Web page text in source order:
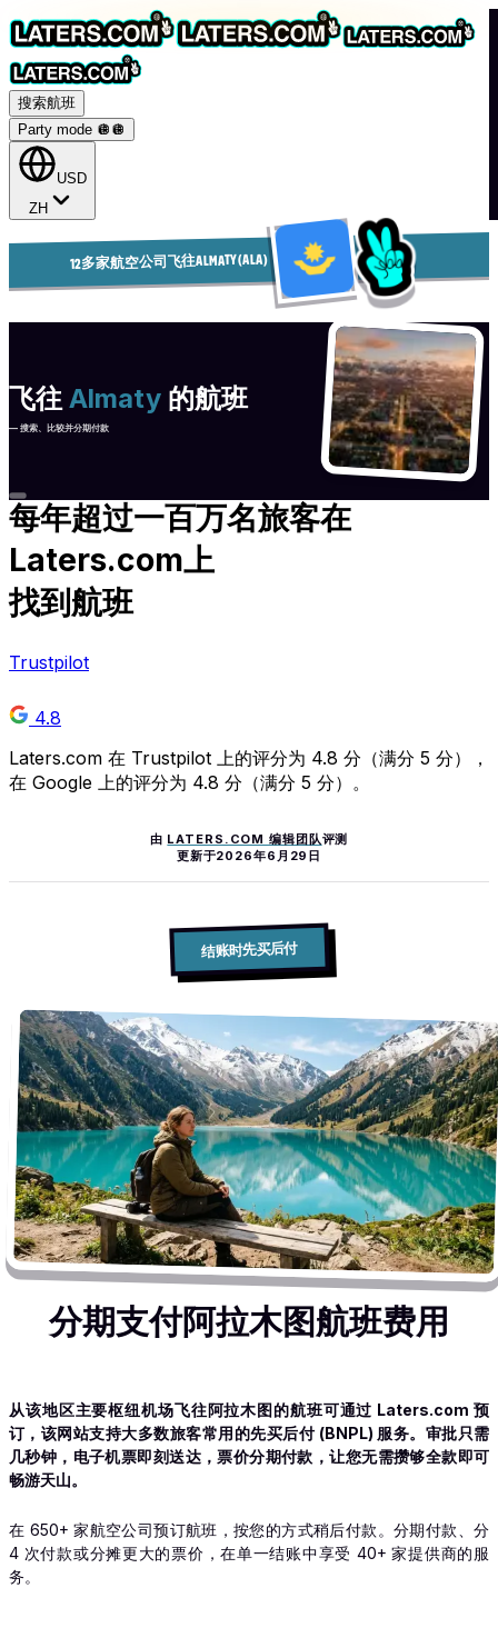
搜索航班
Party mode 🪩 🪩
USD
ZH
12多家航空公司飞往ALMATY (ALA)
飞往 Almaty 的航班
— 搜索、比较并分期付款
每年超过一百万名旅客在
Laters.com上
找到航班
Trustpilot
4.8
Laters.com 在 Trustpilot 上的评分为 4.8 分（满分 5 分），
在 Google 上的评分为 4.8 分（满分 5 分）。
由 LATERS.COM 编辑团队评测
更新于2026年6月29日
结账时先买后付
分期支付阿拉木图航班费用
从该地区主要枢纽机场飞往阿拉木图的航班可通过 Laters.com 预
订，该网站支持大多数旅客常用的先买后付 (BNPL) 服务。审批只需
几秒钟，电子机票即刻送达，票价分期付款，让您无需攒够全款即可
畅游天山。
在 650+ 家航空公司预订航班，按您的方式稍后付款。分期付款、分
4 次付款或分摊更大的票价，在单一结账中享受 40+ 家提供商的服
务。